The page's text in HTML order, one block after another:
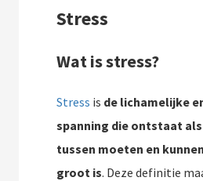
Stress
Wat is stress?
Stress is de lichamelijke
spanning die ontstaat
tussen moeten en
groot is. Deze definitie